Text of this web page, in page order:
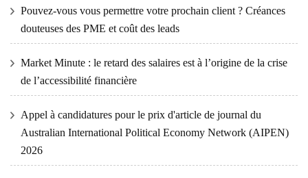
Pouvez-vous vous permettre votre prochain client ? Créances
douteuses des PME et coût des leads
Market Minute : le retard des salaires est à l’origine de la crise
de l’accessibilité financière
Appel à candidatures pour le prix d'article de journal du
Australian International Political Economy Network (AIPEN)
2026